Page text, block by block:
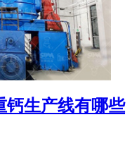
钙生产线有哪些